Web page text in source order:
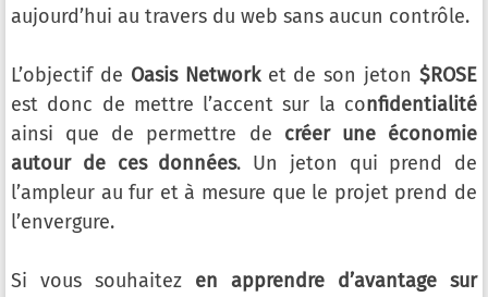
aujourd’hui au travers du web sans aucun contrôle.
L’objectif de Oasis Networket de son jeton $ROSE
est donc de mettre l’accent sur la confidentialité
ainsi que de permettre de créer une économie
autour de ces données. Un jeton qui prend de
l’ampleur au fur et à mesure que le projet prend de
l’envergure.
Si vous souhaitez en apprendre d’avantage sur